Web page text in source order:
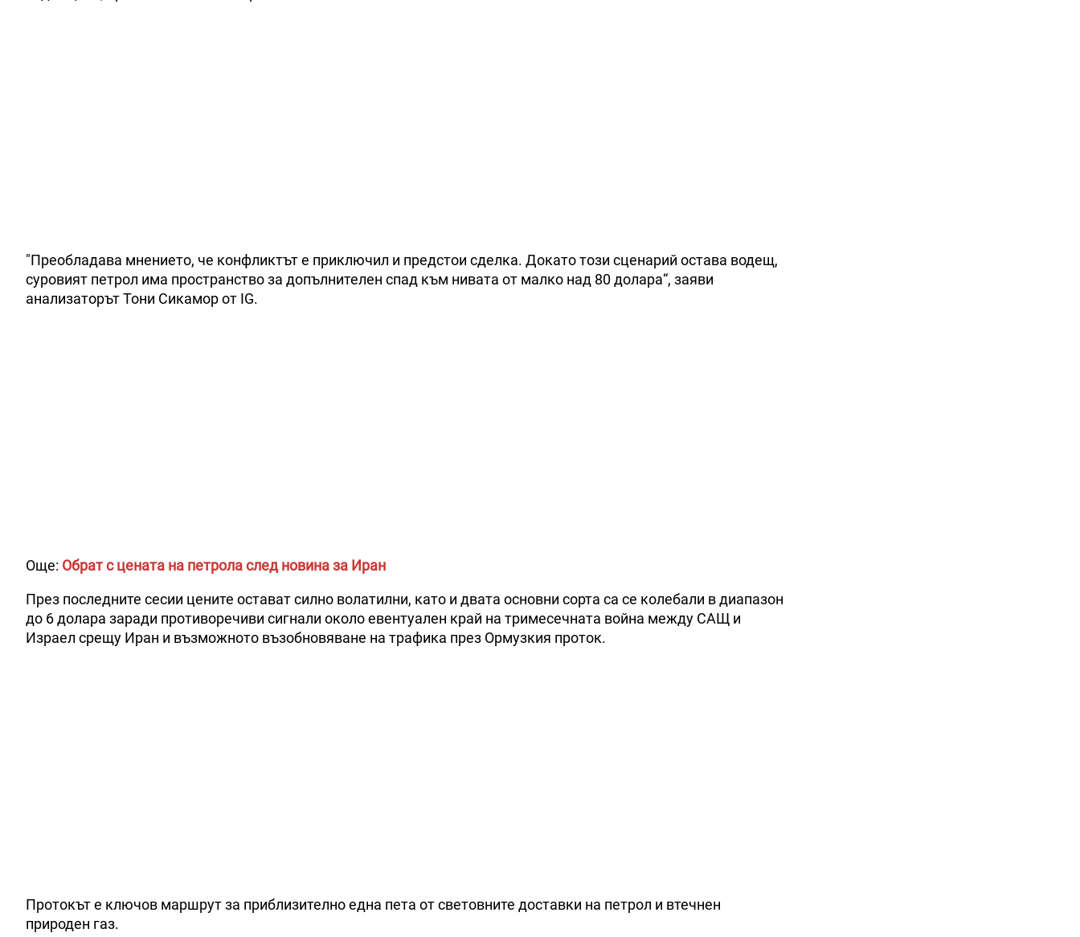
"Преобладава мнението, че конфликтът е приключил и предстои сделка. Докато този сценарий остава водещ,
суровият петрол има пространство за допълнителен спад към нивата от малко над 80 долара“, заяви
анализаторът Тони Сикамор от IG.
Още: Обрат с цената на петрола след новина за Иран
През последните сесии цените остават силно волатилни, като и двата основни сорта са се колебали в диапазон
до 6 долара заради противоречиви сигнали около евентуален край на тримесечната война между САЩ и
Израел срещу Иран и възможното възобновяване на трафика през Ормузкия проток.
Протокът е ключов маршрут за приблизително една пета от световните доставки на петрол и втечнен
природен газ.